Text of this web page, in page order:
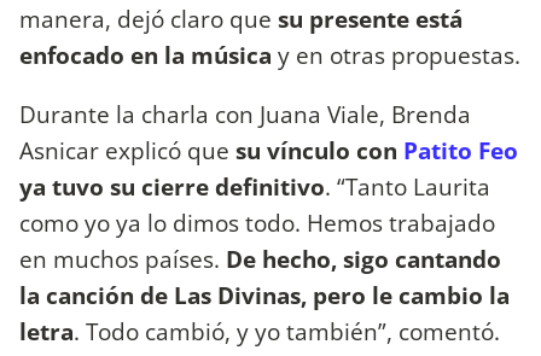
manera, dejó claro que su presente está
enfocado en la música y en otras propuestas.
Durante la charla con Juana Viale, Brenda
Asnicar explicó que su vínculo con Patito Feo
ya tuvo su cierre definitivo. “Tanto Laurita
como yo ya lo dimos todo. Hemos trabajado
en muchos países. De hecho, sigo cantando
la canción de Las Divinas, pero le cambio la
letra. Todo cambió, y yo también”, comentó.